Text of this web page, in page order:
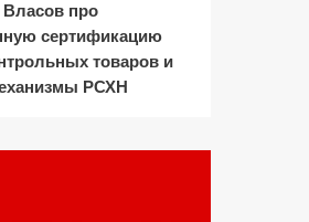
про
сертификацию
товаров и
РСХН